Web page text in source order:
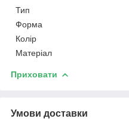
Тип
Форма
Колір
Матеріал
Приховати
Умови доставки